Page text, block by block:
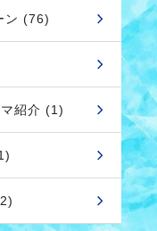
ン (76)
紹介 (1)